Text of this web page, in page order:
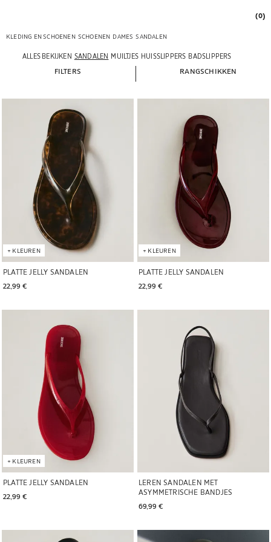
(0)
KLEDING EN SCHOENEN SCHOENEN DAMES SANDALEN
ALLES BEKIJKEN SANDALEN MUILTJES HUISSLIPPERS BADSLIPPERS
FILTERS RANGSCHIKKEN
PLATTE JELLY SANDALEN
22,99 €
+ KLEUREN
Afbeelding gewijzigd naar 1 van 6
PLATTE JELLY SANDALEN
22,99 €
+ KLEUREN
Afbeelding gewijzigd naar 1 van 6
PLATTE JELLY SANDALEN
22,99 €
+ KLEUREN
Afbeelding gewijzigd naar 1 van 6
LEREN SANDALEN MET
ASYMMETRISCHE BANDJES
69,99 €
Afbeelding gewijzigd naar 1 van 6
Afbeelding gewijzigd naar 1 van 6 Afbeelding gewijzigd naar 1 van 6